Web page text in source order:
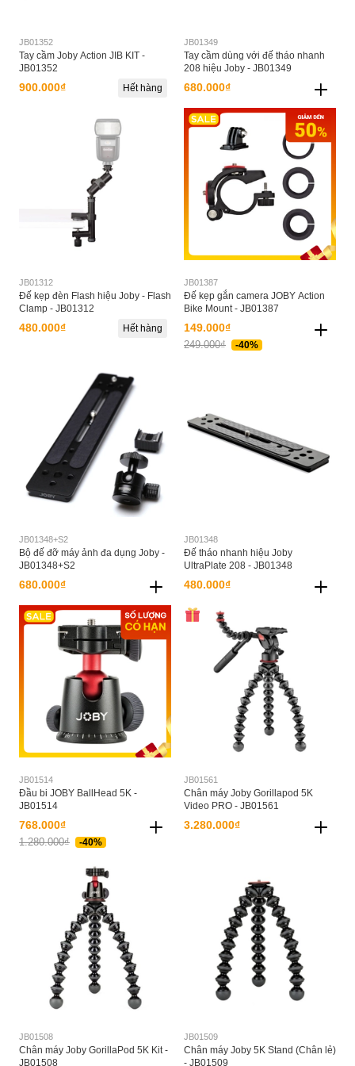
JB01352
Tay cầm Joby Action JIB KIT -
JB01352
900.000₫ Hết hàng
JB01349
Tay cầm dùng với đế tháo nhanh
208 hiệu Joby - JB01349
680.000₫
JB01312
Đế kẹp đèn Flash hiệu Joby - Flash
Clamp - JB01312
480.000₫ Hết hàng
JB01387
Đế kẹp gắn camera JOBY Action
Bike Mount - JB01387
149.000₫
249.000₫ -40%
JB01348+S2
Bộ đế đỡ máy ảnh đa dụng Joby -
JB01348+S2
680.000₫
JB01348
Đế tháo nhanh hiệu Joby
UltraPlate 208 - JB01348
480.000₫
JB01514
Đầu bi JOBY BallHead 5K -
JB01514
768.000₫
1.280.000₫ -40%
JB01561
Chân máy Joby Gorillapod 5K
Video PRO - JB01561
3.280.000₫
JB01508
Chân máy Joby GorillaPod 5K Kit -
JB01508
JB01509
Chân máy Joby 5K Stand (Chân lẻ)
- JB01509